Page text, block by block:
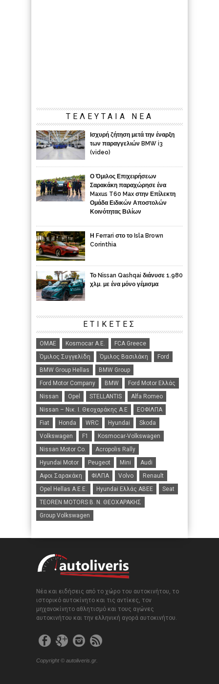
ΤΕΛΕΥΤΑΙΑ ΝΕΑ
Ισχυρή ζήτηση μετά την έναρξη
των παραγγελιών BMW i3
(video)
Ο Όμιλος Επιχειρήσεων
Σαρακάκη παραχώρησε ένα
Maxus T60 Max στην Επίλεκτη
Ομάδα Ειδικών Αποστολών
Κοινότητας Βιλίων
Η Ferrari στο το Isla Brown
Corinthia
Το Nissan Qashqai διάνυσε 1.980
χλμ. με ένα μόνο γέμισμα
ΕΤΙΚΈΤΕΣ
ΟΜΑΕ Kosmocar Α.Ε.
FCA Greece
Όμιλος Συγγελίδη
Όμιλος Βασιλάκη
Ford
BMW Group Hellas
BMW Group
Ford Motor Company
BMW
Ford Motor Ελλάς
Nissan
Opel STELLANTIS
Alfa Romeo
Nissan – Νικ. Ι. Θεοχαράκης Α.Ε
ΕΟΦΙΛΠΑ
Fiat
Honda WRC Hyundai
Skoda
Volkswagen
F1
Kosmocar-Volkswagen
Nissan Motor Co.
Acropolis Rally
Hyundai Motor
Peugeot Mini
Audi
Αφοι Σαρακάκη
ΦΙΛΠΑ Volvo
Renault
Opel Hellas A.E.E.
Hyundai Ελλάς ΑΒΕΕ
Seat
TEOREN MOTORS B. N. ΘΕΟΧΑΡΑΚΗΣ
Group Volkswagen
Νέα και ειδήσεις από το χώρο του αυτοκινήτου, το
ιστορικό αυτοκίνητο και τις αντίκες, τον
μηχανοκίνητο αθλητισμό και τους αγώνες
αυτοκινήτου και την ελληνική αγορά αυτοκινήτου.
Copyright © autoliveris.gr.